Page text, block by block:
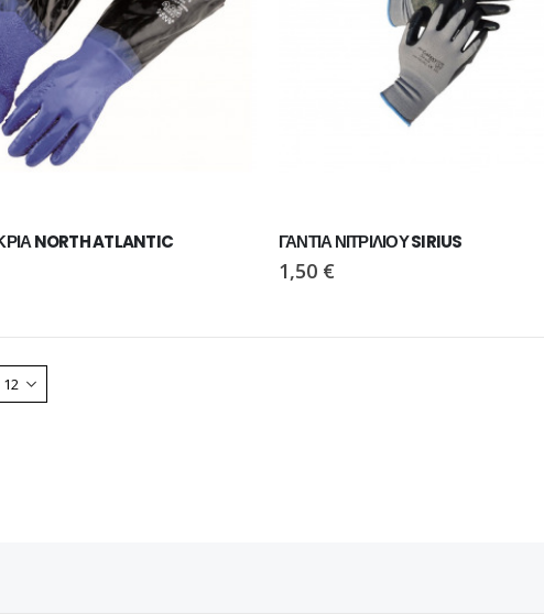
NORTH ATLANTIC ΓΑΝΤΙΑ ΝΙΤΡΙΛΙΟΥ SIRIUS
1,50 €